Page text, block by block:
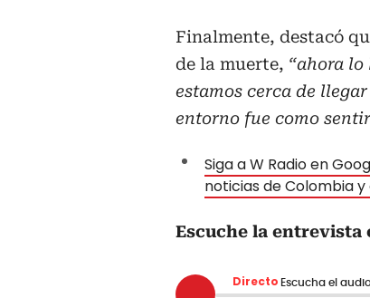
Finalmente, destacó
de la muerte, “ahora lo
estamos cerca de
entorno fue como
Siga a W Radio en
noticias de Colombia
Escuche la entrevista
Directo Escucha el